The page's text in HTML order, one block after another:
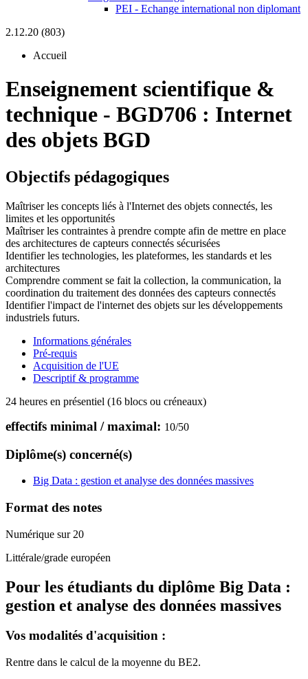
PEI - Echange international non diplomant
2.12.20 (803)
Accueil
Enseignement scientifique &
technique - BGD706 : Internet
des objets BGD
Objectifs pédagogiques
Maîtriser les concepts liés à l'Internet des objets connectés, les
limites et les opportunités
Maîtriser les contraintes à prendre compte afin de mettre en place
des architectures de capteurs connectés sécurisées
Identifier les technologies, les plateformes, les standards et les
architectures
Comprendre comment se fait la collection, la communication, la
coordination du traitement des données des capteurs connectés
Identifier l'impact de l'internet des objets sur les développements
industriels futurs.
Informations générales
Pré-requis
Acquisition de l'UE
Descriptif & programme
24 heures en présentiel (16 blocs ou créneaux)
effectifs minimal / maximal: 10/50
Diplôme(s) concerné(s)
Big Data : gestion et analyse des données massives
Format des notes
Numérique sur 20
Littérale/grade européen
Pour les étudiants du diplôme Big Data :
gestion et analyse des données massives
Vos modalités d'acquisition :
Rentre dans le calcul de la moyenne du BE2.